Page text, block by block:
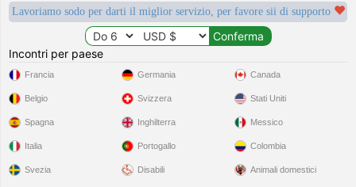
Lavoriamo sodo per darti il miglior servizio, per favore sii di supporto
Incontri per paese
Francia
Belgio
Spagna
Italia
Svezia
Germania
Svizzera
Inghilterra
Portogallo
Disabili
Canada
Stati Uniti
Messico
Colombia
Animali domestici